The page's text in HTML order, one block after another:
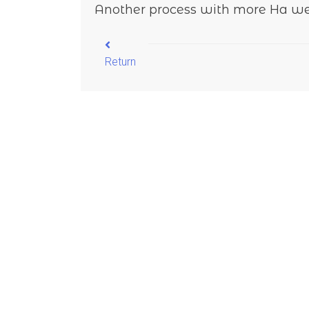
Another process with more Ha
Return